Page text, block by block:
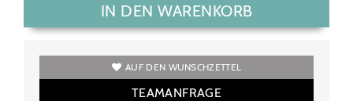
IN DEN WARENKORB
AUF DEN WUNSCHZETTEL
TEAMANFRAGE